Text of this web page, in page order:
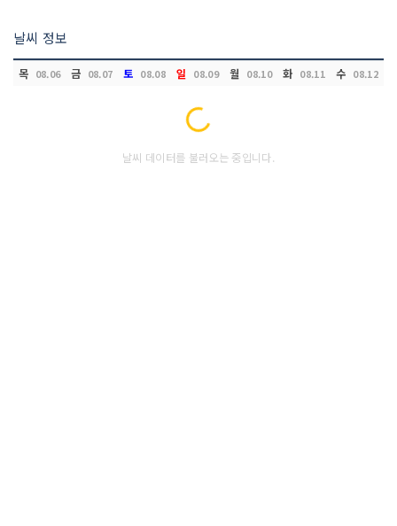
날씨 정보
목 08.06 금 08.07 토 08.08 일 08.09 월 08.10 화 08.11 수 08.12
Loading...
날씨 데이터를 불러오는 중입니다.